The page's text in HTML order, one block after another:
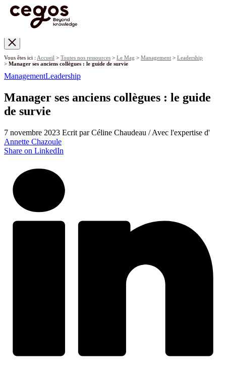
Vous êtes ici : Accueil > Toutes nos ressources > Le Mag > Management > Leadership
> Manager ses anciens collègues : le guide de survie
ManagementLeadership
Manager ses anciens collègues : le guide
de survie
7 novembre 2023 Ecrit par Céline Chaudeau / Avec l'expertise d'
Annette Chazoule
Share on LinkedIn